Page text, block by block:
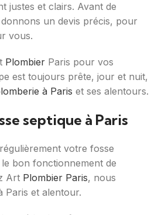
justes et clairs. Avant de
un devis précis, pour
vous.
Plombier Paris pour vos
est toujours prête, jour et nuit,
à Paris et ses alentours.
septique à Paris
votre fosse
bon fonctionnement de
Art Plombier Paris, nous
Paris et alentour.